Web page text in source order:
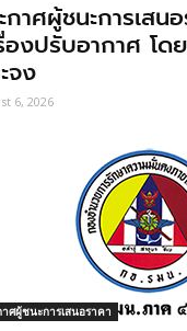
กาศผู้ชนะการเสน
องปรับอากาศ โด
จง
6, 2026
าศผู้ชนะการเสนอราคา